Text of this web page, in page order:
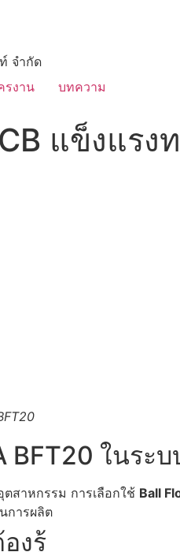
จำกัด
รงาน บทความ
แข็งแรง
BFT20 ในระบ
สาหกรรม การเลือกใช้ Ball
การผลิต
งรู้